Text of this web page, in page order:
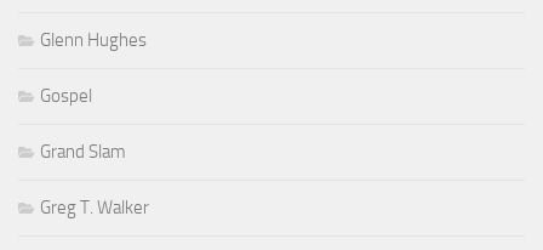
Glenn Hughes
Gospel
Grand Slam
Greg T. Walker